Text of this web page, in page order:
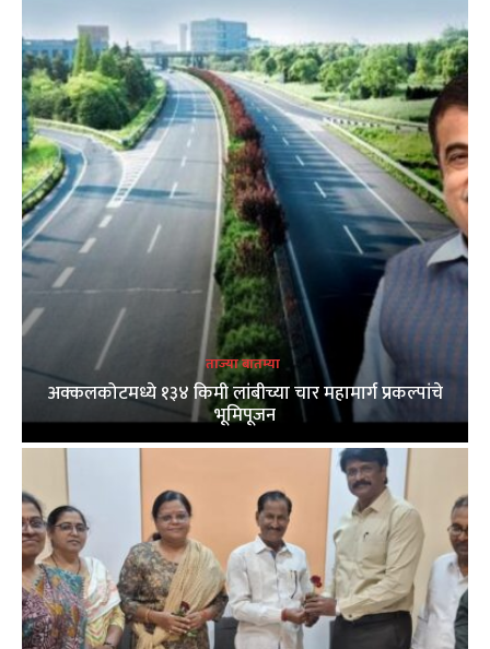
ताज्या बातम्या
अक्कलकोटमध्ये १३४ किमी लांबीच्या चार महामार्ग प्रकल्पांचे
भूमिपूजन